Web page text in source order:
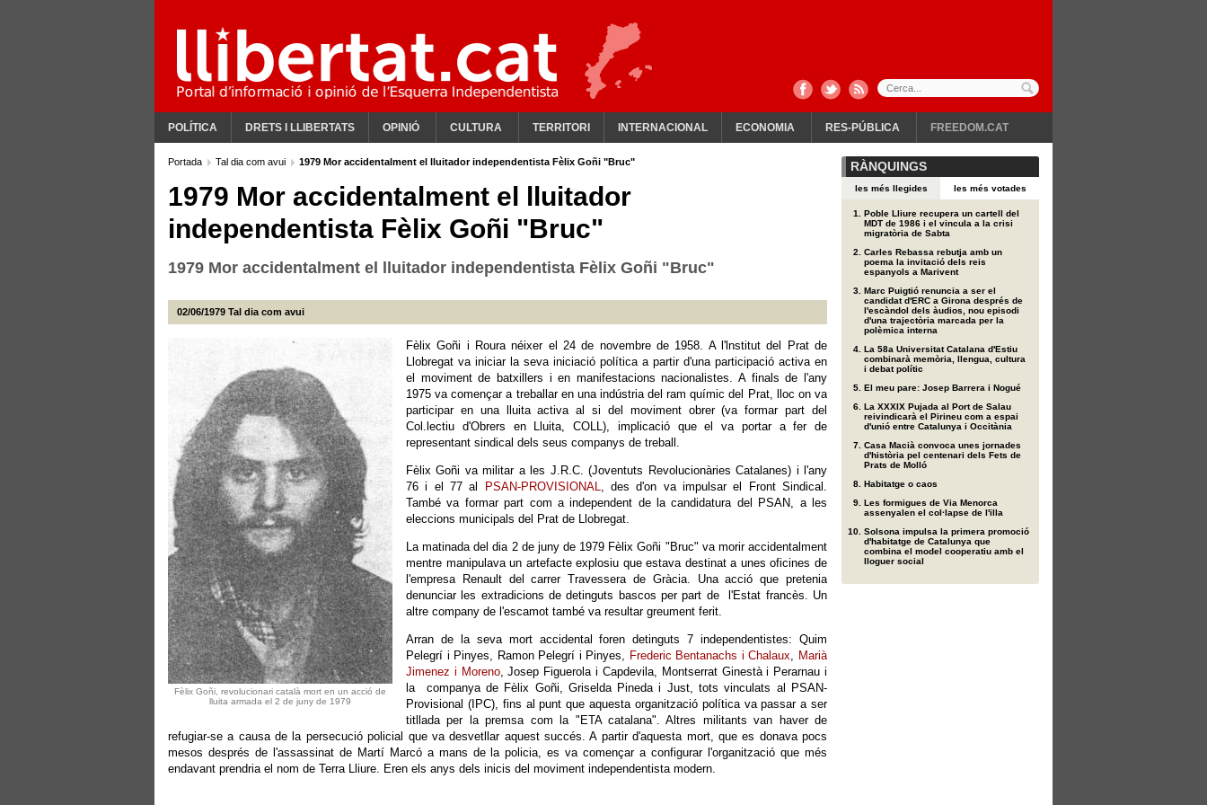
POLÍTICA DRETS I LLIBERTATS OPINIÓ CULTURA TERRITORI INTERNACIONAL ECONOMIA RES-PÚBLICA FREEDOM.CAT
Portada Tal dia com avui 1979 Mor accidentalment el lluitador independentista Fèlix Goñi "Bruc"
1979 Mor accidentalment el lluitador
independentista Fèlix Goñi "Bruc"
1979 Mor accidentalment el lluitador independentista Fèlix Goñi "Bruc"
02/06/1979 Tal dia com avui
Fèlix Goñi, revolucionari català mort en un acció de
lluita armada el 2 de juny de 1979
Fèlix Goñi i Roura néixer el 24 de novembre de 1958. A l'lnstitut del Prat de
Llobregat va iniciar la seva iniciació política a partir d'una participació activa en
el moviment de batxillers i en manifestacions nacionalistes. A finals de l'any
1975 va començar a treballar en una indústria del ram químic del Prat, lloc on va
participar en una lluita activa al si del moviment obrer (va formar part del
Col.lectiu d'Obrers en Lluita, COLL), implicació que el va portar a fer de
representant sindical dels seus companys de treball.
Fèlix Goñi va militar a les J.R.C. (Joventuts Revolucionàries Catalanes) i l'any
76 i el 77 al
PSAN-PROVISIONAL, des d'on va impulsar el Front Sindical.
També va formar part com a independent de la candidatura del PSAN, a les
eleccions municipals del Prat de Llobregat.
La matinada del dia 2 de juny de 1979 Fèlix Goñi "Bruc" va morir accidentalment
mentre manipulava un artefacte explosiu que estava destinat a unes oficines de
l'empresa Renault del carrer Travessera de Gràcia. Una acció que pretenia
denunciar les extradicions de detinguts bascos per part de l'Estat francès. Un
altre company de l'escamot també va resultar greument ferit.
Arran de la seva mort accidental foren detinguts 7 independentistes: Quim
Pelegrí i Pinyes, Ramon Pelegrí i Pinyes, Frederic Bentanachs i Chalaux, Marià
Jimenez i Moreno, Josep Figuerola i Capdevila, Montserrat Ginestà i Perarnau i
la companya de Fèlix Goñi, Griselda Pineda i Just, tots vinculats al PSAN-
Provisional (IPC), fins al punt que aquesta organització política va passar a ser
titllada per la premsa com la "ETA catalana". Altres militants van haver de
refugiar-se a causa de la persecució policial que va desvetllar aquest succés. A partir d'aquesta mort, que es donava pocs
mesos després de l'assassinat de Martí Marcó a mans de la policia, es va començar a configurar l'organització que més
endavant prendria el nom de Terra Lliure. Eren els anys dels inicis del moviment independentista modern.
RÀNQUINGS
les més llegides les més votades
Poble Lliure recupera un cartell del
MDT de 1986 i el vincula a la crisi
migratòria de Sabta
Carles Rebassa rebutja amb un
poema la invitació dels reis
espanyols a Marivent
Marc Puigtió renuncia a ser el
candidat d'ERC a Girona després de
l'escàndol dels àudios, nou episodi
d'una trajectòria marcada per la
polèmica interna
La 58a Universitat Catalana d'Estiu
combinarà memòria, llengua, cultura
i debat polític
El meu pare: Josep Barrera i Nogué
La XXXIX Pujada al Port de Salau
reivindicarà el Pirineu com a espai
d'unió entre Catalunya i Occitània
Casa Macià convoca unes jornades
d'història pel centenari dels Fets de
Prats de Molló
Habitatge o caos
Les formigues de Via Menorca
assenyalen el col·lapse de l'illa
Solsona impulsa la primera promoció
d'habitatge de Catalunya que
combina el model cooperatiu amb el
lloguer social